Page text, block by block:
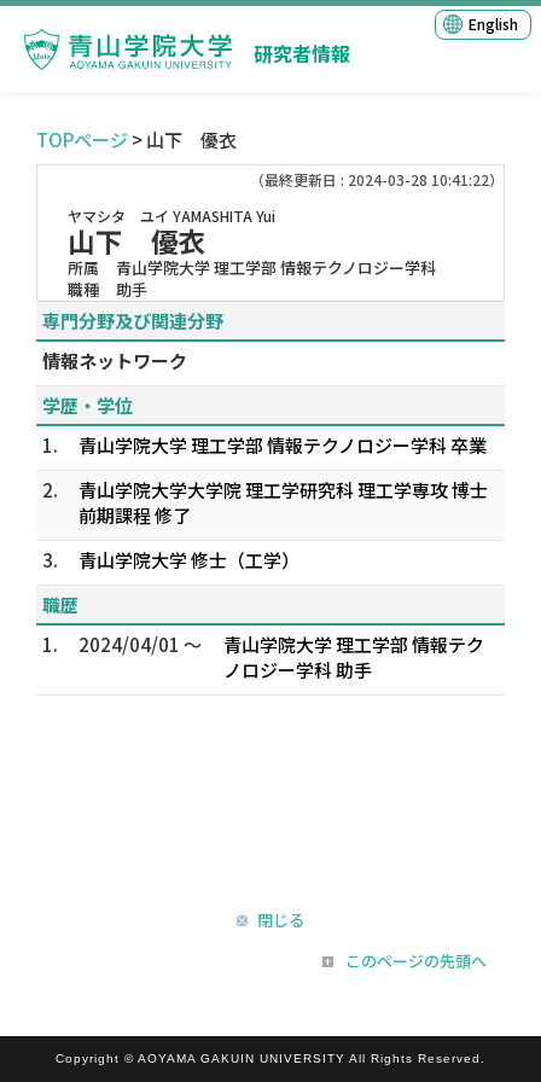
研究者情報
English
TOPページ > 山下 優衣
（最終更新日 : 2024-03-28 10:41:22）
ヤマシタ ユイ YAMASHITA Yui
山下 優衣
所属
青山学院大学 理工学部 情報テクノロジー学科
職種
助手
専門分野及び関連分野
情報ネットワーク
学歴・学位
1.
青山学院大学 理工学部 情報テクノロジー学科 卒業
2.
青山学院大学大学院 理工学研究科 理工学専攻 博士
前期課程 修了
3.
青山学院大学 修士（工学）
職歴
1.
2024/04/01 ～
青山学院大学 理工学部 情報テク
ノロジー学科 助手
閉じる
このページの先頭へ
Copyright © AOYAMA GAKUIN UNIVERSITY All Rights Reserved.